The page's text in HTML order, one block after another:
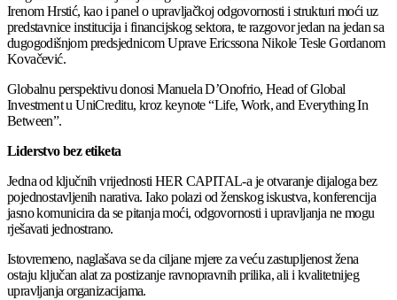
Irenom Hrstić, kao i panel o upravljačkoj odgovornosti i strukturi moći uz
predstavnice institucija i financijskog sektora, te razgovor jedan na jedan sa
dugogodišnjom predsjednicom Uprave Ericssona Nikole Tesle Gordanom
Kovačević.
Globalnu perspektivu donosi Manuela D’Onofrio, Head of Global
Investment u UniCreditu, kroz keynote “Life, Work, and Everything In
Between”.
Liderstvo bez etiketa
Jedna od ključnih vrijednosti HER CAPITAL-a je otvaranje dijaloga bez
pojednostavljenih narativa. Iako polazi od ženskog iskustva, konferencija
jasno komunicira da se pitanja moći, odgovornosti i upravljanja ne mogu
rješavati jednostrano.
Istovremeno, naglašava se da ciljane mjere za veću zastupljenost žena
ostaju ključan alat za postizanje ravnopravnih prilika, ali i kvalitetnijeg
upravljanja organizacijama.